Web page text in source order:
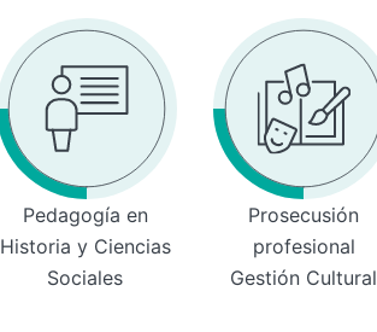
Pedagogía en
Historia y Ciencias
Sociales
Prosecusión
profesional
Gestión Cultural